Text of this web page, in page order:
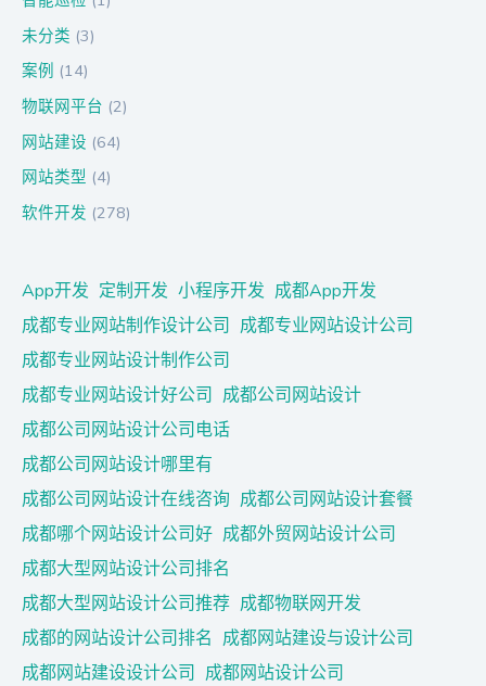
未分类 (3)
案例 (14)
物联网平台 (2)
网站建设 (64)
网站类型 (4)
软件开发 (278)
App开发 定制开发 小程序开发 成都App开发
成都专业网站制作设计公司 成都专业网站设计公司
成都专业网站设计制作公司
成都专业网站设计好公司 成都公司网站设计
成都公司网站设计公司电话
成都公司网站设计哪里有
成都公司网站设计在线咨询 成都公司网站设计套餐
成都哪个网站设计公司好 成都外贸网站设计公司
成都大型网站设计公司排名
成都大型网站设计公司推荐 成都物联网开发
成都的网站设计公司排名 成都网站建设与设计公司
成都网站建设设计公司 成都网站设计公司